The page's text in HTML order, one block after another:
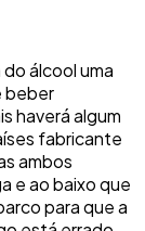
álcool uma
beber
haverá algum
fabricante
ambos
e ao baixo que
para que a